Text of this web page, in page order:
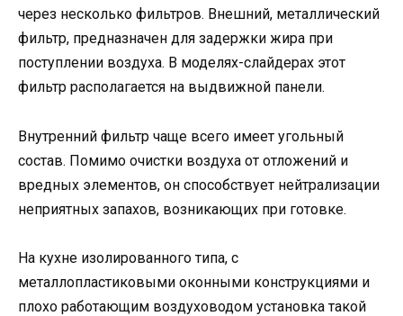
через несколько фильтров. Внешний, металлический
фильтр, предназначен для задержки жира при
поступлении воздуха. В моделях-слайдерах этот
фильтр располагается на выдвижной панели.
Внутренний фильтр чаще всего имеет угольный
состав. Помимо очистки воздуха от отложений и
вредных элементов, он способствует нейтрализации
неприятных запахов, возникающих при готовке.
На кухне изолированного типа, с
металлопластиковыми оконными конструкциями и
плохо работающим воздуховодом установка такой